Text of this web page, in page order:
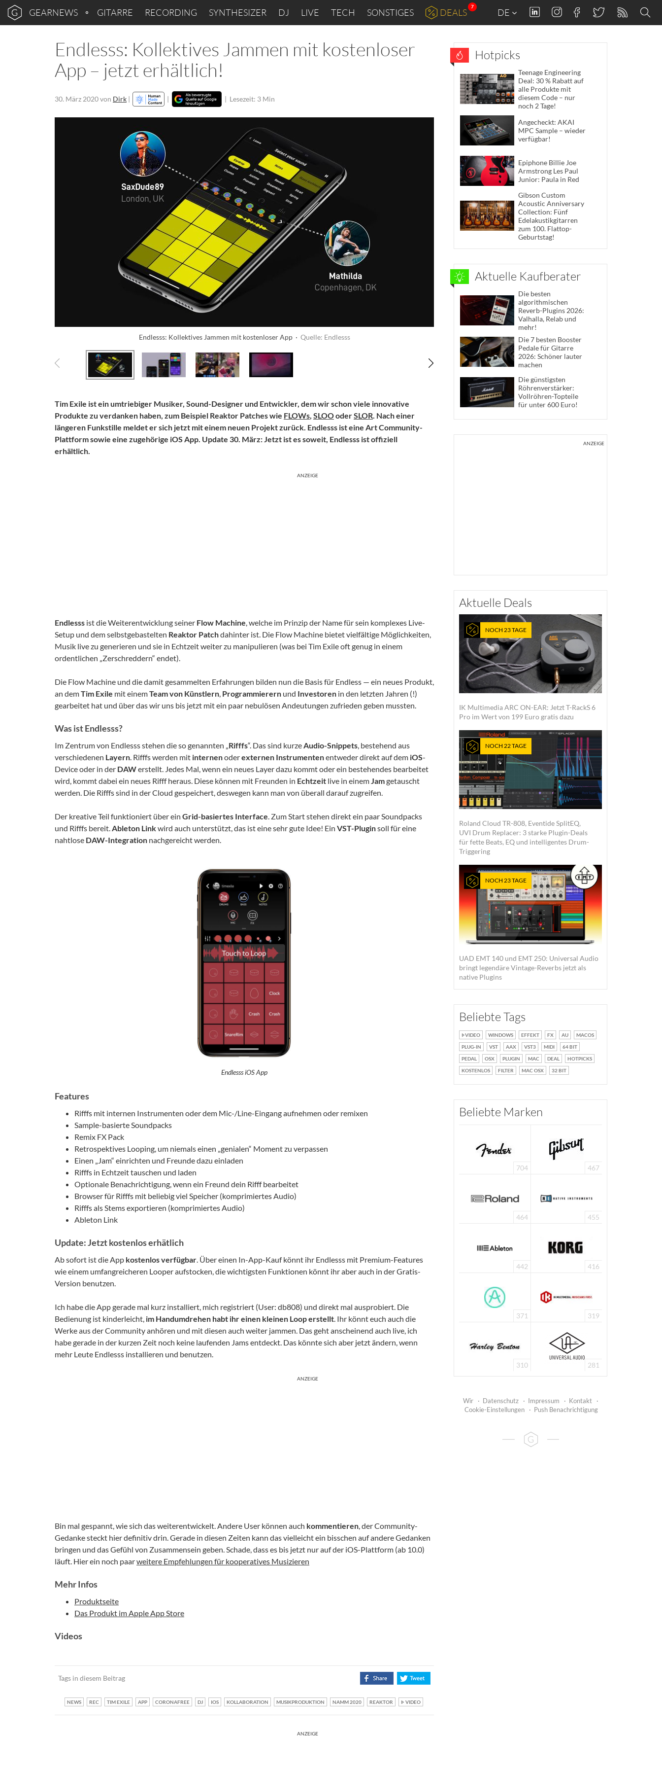
GEARNEWS GITARRE RECORDING SYNTHESIZER DJ LIVE TECH SONSTIGES DEALS
7
DE
Endlesss: Kollektives Jammen mit kostenloser
App – jetzt erhältlich!
30. März 2020von Dirk | | | Lesezeit: 3 Min
Endlesss: Kollektives Jammen mit kostenloser App · Quelle: Endlesss
Tim Exile ist ein umtriebiger Musiker, Sound-Designer und Entwickler, dem wir schon viele innovative
Produkte zu verdanken haben, zum Beispiel Reaktor Patches wie FLOWs SLOOoderSLOR . Nach einer
längeren Funkstille meldet er sich jetzt mit einem neuen Projekt zurück. Endlesss ist eine Art Community-
Plattform sowie eine zugehörige iOS App. Update 30. März: Jetzt ist es soweit, Endlesss ist offiziell
erhältlich.
ANZEIGE
Endlesss ist die Weiterentwicklung seiner Flow Machine , welche im Prinzip der Name für sein komplexes Live-
Setup und dem selbstgebastelten Reaktor Patchdahinter ist. Die Flow Machine bietet vielfältige Möglichkeiten,
Musik live zu generieren und sie in Echtzeit weiter zu manipulieren (was bei Tim Exile oft genug in einem
ordentlichen „Zerschreddern“ endet).
Die Flow Machine und die damit gesammelten Erfahrungen bilden nun die Basis für Endless — ein neues Produkt,
an demTim Exile mit einemTeam von Künstlern Programmierern und Investoren in den letzten Jahren (!)
gearbeitet hat und über das wir uns bis jetzt mit ein paar nebulösen Andeutungen zufrieden geben mussten.
Was ist Endlesss?
Im Zentrum von Endlesss stehen die so genannten „ Rifffs“. Das sind kurze Audio-Snippets , bestehend aus
verschiedenen Layern . Rifffs werden mit internenoderexternen Instrumentenentweder direkt auf dem iOS-
Device oder in der DAWerstellt. Jedes Mal, wenn ein neues Layer dazu kommt oder ein bestehendes bearbeitet
wird, kommt dabei ein neues Rifff heraus. Diese können mit Freunden in Echtzeit live in einem Jamgetauscht
werden. Die Rifffs sind in der Cloud gespeichert, deswegen kann man von überall darauf zugreifen.
Der kreative Teil funktioniert über ein Grid-basiertes Interface . Zum Start stehen direkt ein paar Soundpacks
und Rifffs bereit. Ableton Linkwird auch unterstützt, das ist eine sehr gute Idee! Ein VST-Pluginsoll für eine
nahtlose DAW-Integration nachgereicht werden.
Endlesss iOS App
Features
Rifffs mit internen Instrumenten oder dem Mic-/Line-Eingang aufnehmen oder remixen
Sample-basierte Soundpacks
Remix FX Pack
Retrospektives Looping, um niemals einen „genialen“ Moment zu verpassen
Einen „Jam“ einrichten und Freunde dazu einladen
Rifffs in Echtzeit tauschen und laden
Optionale Benachrichtigung, wenn ein Freund dein Rifff bearbeitet
Browser für Rifffs mit beliebig viel Speicher (komprimiertes Audio)
Rifffs als Stems exportieren (komprimiertes Audio)
Ableton Link
Update: Jetzt kostenlos erhätlich
Ab sofort ist die App kostenlos verfügbar. Über einen In-App-Kauf könnt ihr Endlesss mit Premium-Features
wie einem umfangreicheren Looper aufstocken, die wichtigsten Funktionen könnt ihr aber auch in der Gratis-
Version benutzen.
Ich habe die App gerade mal kurz installiert, mich registriert (User: db808) und direkt mal ausprobiert. Die
Bedienung ist kinderleicht, im Handumdrehen habt ihr einen kleinen Loop erstellt. Ihr könnt euch auch die
Werke aus der Community anhören und mit diesen auch weiter jammen. Das geht anscheinend auch live, ich
habe gerade in der kurzen Zeit noch keine laufenden Jams entdeckt. Das könnte sich aber jetzt ändern, wenn
mehr Leute Endlesss installieren und benutzen.
ANZEIGE
Bin mal gespannt, wie sich das weiterentwickelt. Andere User können auch kommentieren, der Community-
Gedanke steckt hier definitiv drin. Gerade in diesen Zeiten kann das vielleicht ein bisschen auf andere Gedanken
bringen und das Gefühl von Zusammensein geben. Schade, dass es bis jetzt nur auf der iOS-Plattform (ab 10.0)
läuft. Hier ein noch paarweitere Empfehlungen für kooperatives Musizieren
Mehr Infos
Produktseite
Das Produkt im Apple App Store
Videos
Tags in diesem Beitrag
NEWS REC TIM EXILE APP CORONAFREE DJ IOS KOLLABORATION MUSIKPRODUKTION NAMM 2020 REAKTOR VIDEO
ANZEIGE
Hotpicks
Teenage Engineering
Deal: 30 % Rabatt auf
alle Produkte mit
diesem Code – nur
noch 2 Tage!
Angecheckt: AKAI
MPC Sample – wieder
verfügbar!
Epiphone Billie Joe
Armstrong Les Paul
Junior: Paula in Red
Gibson Custom
Acoustic Anniversary
Collection: Fünf
Edelakustikgitarren
zum 100. Flattop-
Geburtstag!
Aktuelle Kaufberater
Die besten
algorithmischen
Reverb-Plugins 2026:
Valhalla, Relab und
mehr!
Die 7 besten Booster
Pedale für Gitarre
2026: Schöner lauter
machen
Die günstigsten
Röhrenverstärker:
Vollröhren-Topteile
für unter 600 Euro!
ANZEIGE
Aktuelle Deals
NOCH 23 TAGE
IK Multimedia ARC ON-EAR: Jetzt T-RackS 6
Pro im Wert von 199 Euro gratis dazu
NOCH 22 TAGE
Roland Cloud TR-808, Eventide SplitEQ,
UVI Drum Replacer: 3 starke Plugin-Deals
für fette Beats, EQ und intelligentes Drum-
Triggering
NOCH 23 TAGE
UAD EMT 140 und EMT 250: Universal Audio
bringt legendäre Vintage-Reverbs jetzt als
native Plugins
Beliebte Tags
VIDEO WINDOWS EFFEKT FX AU
MACOS
PLUG-IN
VST AAX VST3 MIDI
64 BIT
PEDAL
OSX PLUGIN MAC DEAL
HOTPICKS
KOSTENLOS
FILTER MAC OSX 32 BIT
Beliebte Marken
704 467
464 455
442 416
371 319
310 281
Wir · Datenschutz · Impressum · Kontakt
·
Cookie-Einstellungen
· Push Benachrichtigung